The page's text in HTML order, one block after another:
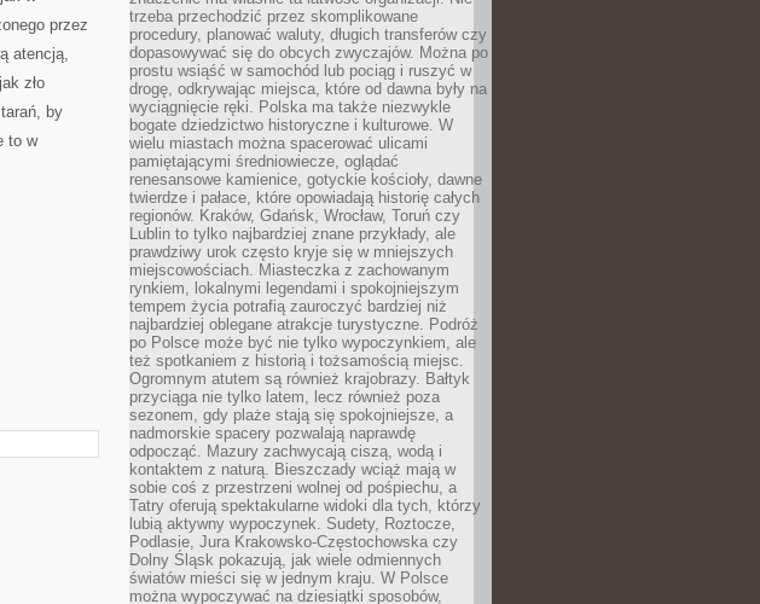
przez
atencją,
zło
by
to w
trzeba przechodzić przez skomplikowane
procedury, planować waluty, długich transferów czy
dopasowywać się do obcych zwyczajów. Można po
prostu wsiąść w samochód lub pociąg i ruszyć w
drogę, odkrywając miejsca, które od dawna były na
wyciągnięcie ręki. Polska ma także niezwykle
bogate dziedzictwo historyczne i kulturowe. W
wielu miastach można spacerować ulicami
pamiętającymi średniowiecze, oglądać
renesansowe kamienice, gotyckie kościoły, dawne
twierdze i pałace, które opowiadają historię całych
regionów. Kraków, Gdańsk, Wrocław, Toruń czy
Lublin to tylko najbardziej znane przykłady, ale
prawdziwy urok często kryje się w mniejszych
miejscowościach. Miasteczka z zachowanym
rynkiem, lokalnymi legendami i spokojniejszym
tempem życia potrafią zauroczyć bardziej niż
najbardziej oblegane atrakcje turystyczne. Podróż
po Polsce może być nie tylko wypoczynkiem, ale
też spotkaniem z historią i tożsamością miejsc.
Ogromnym atutem są również krajobrazy. Bałtyk
przyciąga nie tylko latem, lecz również poza
sezonem, gdy plaże stają się spokojniejsze, a
nadmorskie spacery pozwalają naprawdę
odpocząć. Mazury zachwycają ciszą, wodą i
kontaktem z naturą. Bieszczady wciąż mają w
sobie coś z przestrzeni wolnej od pośpiechu, a
Tatry oferują spektakularne widoki dla tych, którzy
lubią aktywny wypoczynek. Sudety, Roztocze,
Podlasie, Jura Krakowsko-Częstochowska czy
Dolny Śląsk pokazują, jak wiele odmiennych
światów mieści się w jednym kraju. W Polsce
można wypoczywać na dziesiątki sposobów,